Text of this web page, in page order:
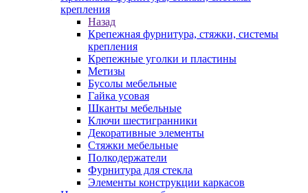
крепления
Назад
Крепежная фурнитура, стяжки, системы
крепления
Крепежные уголки и пластины
Метизы
Бусолы мебельные
Гайка усовая
Шканты мебельные
Ключи шестигранники
Декоративные элементы
Стяжки мебельные
Полкодержатели
Фурнитура для стекла
Элементы конструкции каркасов